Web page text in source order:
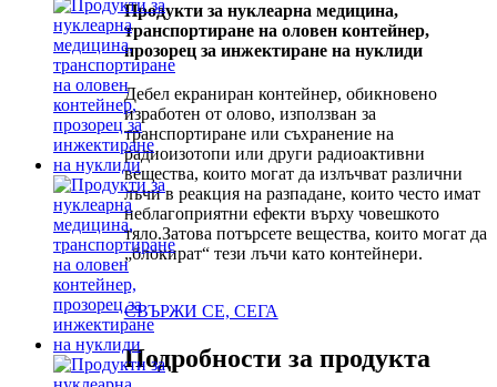
Продукти за нуклеарна медицина,
транспортиране на оловен контейнер,
прозорец за инжектиране на нуклиди
Дебел екраниран контейнер, обикновено
изработен от олово, използван за
транспортиране или съхранение на
радиоизотопи или други радиоактивни
вещества, които могат да излъчват различни
лъчи в реакция на разпадане, които често имат
неблагоприятни ефекти върху човешкото
тяло.Затова потърсете вещества, които могат да
„блокират“ тези лъчи като контейнери.
СВЪРЖИ СЕ, СЕГА
Подробности за продукта